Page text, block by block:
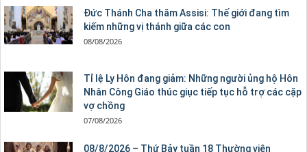
Đức Thánh Cha thăm Assisi: Thế giới đang tìm
kiếm những vị thánh giữa các con
08/08/2026
Tỉ lệ Ly Hôn đang giảm: Những người ủng hộ Hôn
Nhân Công Giáo thúc giục tiếp tục hỗ trợ các cặp
vợ chồng
07/08/2026
08/8/2026 – Thứ Bảy tuần 18 Thường viên